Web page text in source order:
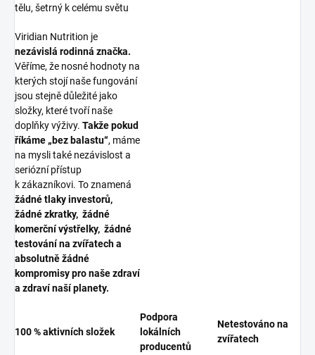
tělu, šetrný k celému světu
Viridian Nutrition je
nezávislá rodinná značka.
Věříme, že nosné hodnoty na
kterých stojí naše fungování
jsou stejně důležité jako
složky, které tvoří naše
doplňky výživy. Takže pokud
říkáme „bez balastu“, máme
na mysli také nezávislost a
seriózní přístup
k zákazníkovi. To znamená
žádné tlaky investorů,
žádné zkratky, žádné
komerční výstřelky, žádné
testování na zvířatech a
absolutně žádné
kompromisy pro naše zdraví
a zdraví naší planety.
100 % aktivních složek
Podpora
lokálních
producentů
Netestováno na
zvířatech